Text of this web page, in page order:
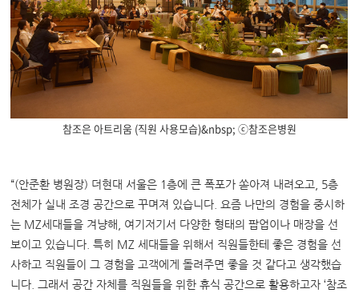
참조은 아트리움 (직원 사용모습)&nbsp; ⓒ참조은병원
“(안준환 병원장) 더현대 서울은 1층에 큰 폭포가 쏟아져 내려오고, 5층
전체가 실내 조경 공간으로 꾸며져 있습니다. 요즘 나만의 경험을 중시하
는 MZ세대들을 겨냥해, 여기저기서 다양한 형태의 팝업이나 매장을 선
보이고 있습니다. 특히 MZ 세대들을 위해서 직원들한테 좋은 경험을 선
사하고 직원들이 그 경험을 고객에게 돌려주면 좋을 것 같다고 생각했습
니다. 그래서 공간 자체를 직원들을 위한 휴식 공간으로 활용하고자 ‘참조